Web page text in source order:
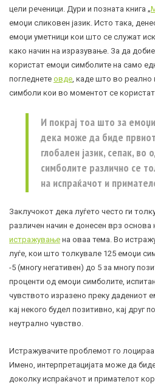
цели реченици. Дури и позната книга „
емоџи сликовен јазик. Исто така,
емоџи уметници кои што се служат
како начин на изразување. За да
користат емоџи симболите на само
погледнете овде , каде што во
симболи кои во моментот се користат
И покрај тоа што за
дека може да биде
глобален јазик, сепак, во
симболите различно се
на испраќачот и
Заклучокот дека луѓето често ги
различен начин е донесен врз основа
истражување на оваа тема. Во
луѓе, кои што толкувале 125 емоџи
-5 (многу негативен) до 5 за многу
проценти од емоџи симболите,
чувството изразено преку дадениот
кај некого будел позитивно, кај друг
неутрално чувство.
Истражувачите проблемот го
Имено, интерпретацијата може да
доколку испраќачот и примателот